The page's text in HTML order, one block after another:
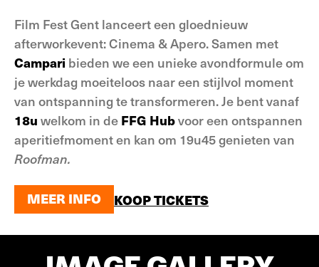
Film Fest Gent lanceert een gloednieuw
afterworkevent: Cinema & Apero. Samen met
Campari bieden we een unieke avondformule om
je werkdag moeiteloos naar een stijlvol moment
van ontspanning te transformeren. Je bent vanaf
18u welkom in de FFG Hubvoor een ontspannen
aperitiefmoment en kan om 19u45 genieten van
Roofman.
MEER INFO
KOOP TICKETS